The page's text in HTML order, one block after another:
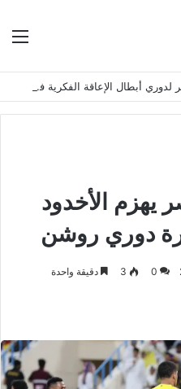
احتفالية “تمكين الهمم”: نجاح باهر لدوري أبطال الإعاقة الفكرية في مدارس نجد
يهزم الأخدود
دوري روشن
0
3 دقيقة واحدة